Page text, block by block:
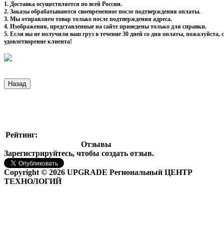
1. Доставка осуществляется по всей России.
2. Заказы обрабатываются своевременное после подтверждения оплаты.
3. Мы отправляем товар только после подтверждения адреса.
4. Изображения, представленные на сайте приведены только для справки.
5. Если вы не получили ваш груз в течение 30 дней со дня оплаты,
удовлетворение клиента!
Рейтинг:
Отзывы
Зарегистрируйтесь, чтобы создать отзыв.
Copyright © 2026 UPGRADE Региональный ЦЕНТР
ТЕХНОЛОГИЙ